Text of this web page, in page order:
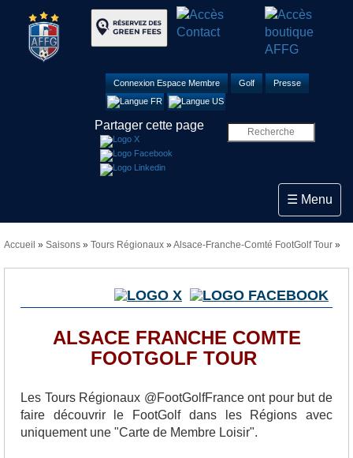
Connexion Espace Membre Golf Presse
Partager cette page
Toggle
☰ Menu
Accueil » Saisons » Tours Régionaux »Alsace-Franche-Comté FootGolf Tour »
ALSACE FRANCHE COMTE
FOOTGOLF TOUR
Les Tours Régionaux @FootGolfFrance ont pour but de
faire découvrir le FootGolf dans les Régions avec
uniquement une "Carte de Membre Loisir".